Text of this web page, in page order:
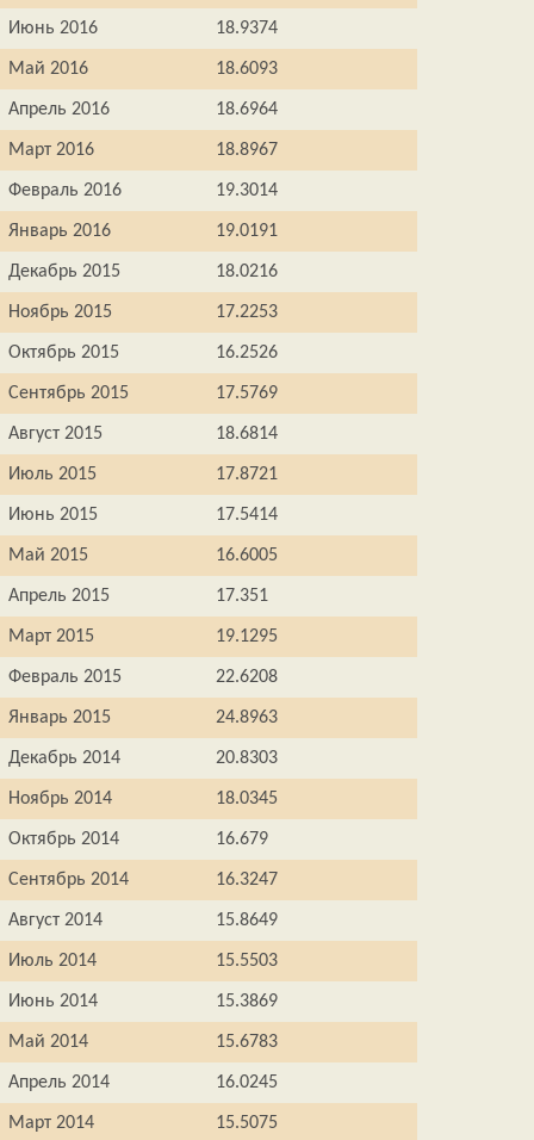
Июнь 2016 18.9374
Май 2016 18.6093
Апрель 2016 18.6964
Март 2016 18.8967
Февраль 2016 19.3014
Январь 2016 19.0191
Декабрь 2015 18.0216
Ноябрь 2015 17.2253
Октябрь 2015 16.2526
Сентябрь 2015 17.5769
Август 2015 18.6814
Июль 2015 17.8721
Июнь 2015 17.5414
Май 2015 16.6005
Апрель 2015 17.351
Март 2015 19.1295
Февраль 2015 22.6208
Январь 2015 24.8963
Декабрь 2014 20.8303
Ноябрь 2014 18.0345
Октябрь 2014 16.679
Сентябрь 2014 16.3247
Август 2014 15.8649
Июль 2014 15.5503
Июнь 2014 15.3869
Май 2014 15.6783
Апрель 2014 16.0245
Март 2014 15.5075